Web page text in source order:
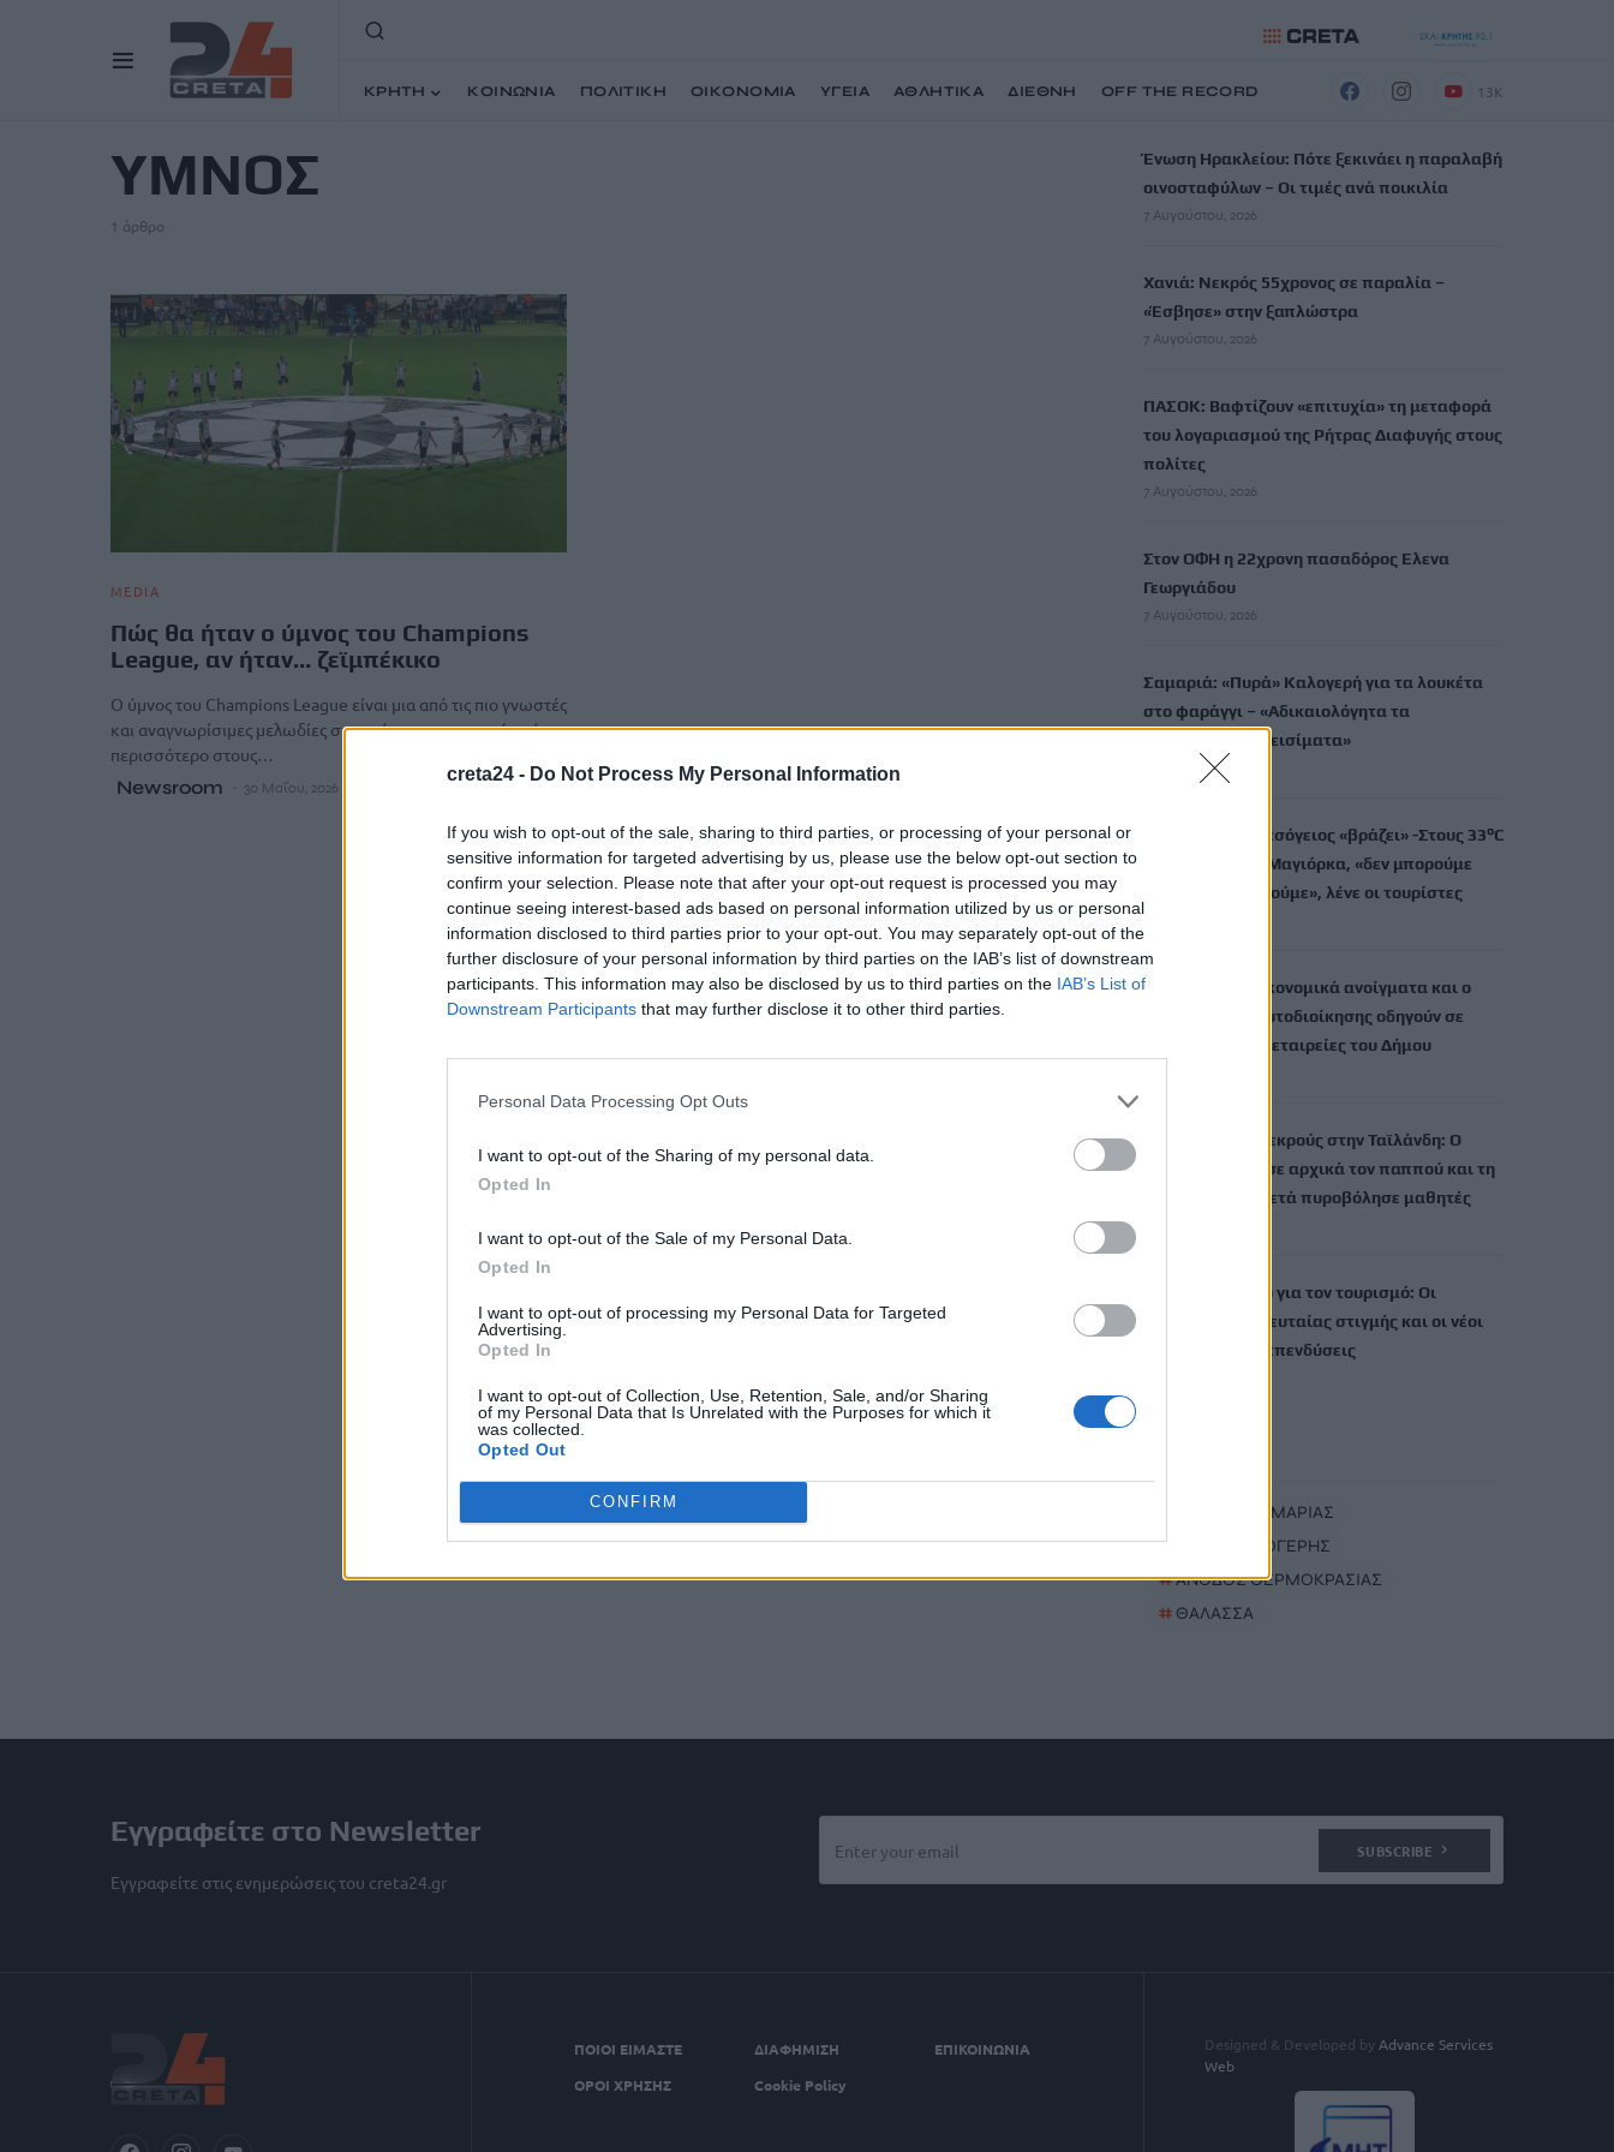
creta24 - Do Not Process My Personal Information
If you wish to opt-out of the sale, sharing to third parties, or processing of your personal or
sensitive information for targeted advertising by us, please use the below opt-out section to
confirm your selection. Please note that after your opt-out request is processed you may
continue seeing interest-based ads based on personal information utilized by us or personal
information disclosed to third parties prior to your opt-out. You may separately opt-out of the
further disclosure of your personal information by third parties on the IAB’s list of downstream
participants. This information may also be disclosed by us to third parties on the IAB’s List of
Downstream Participants that may further disclose it to other third parties.
Personal Data Processing Opt Outs
I want to opt-out of the Sharing of my personal data.
Opted In
I want to opt-out of the Sale of my Personal Data.
Opted In
I want to opt-out of processing my Personal Data for Targeted
Advertising.
Opted In
I want to opt-out of Collection, Use, Retention, Sale, and/or Sharing
of my Personal Data that Is Unrelated with the Purposes for which it
was collected.
Opted Out
CONFIRM
ΚΡΗΤΗ ΚΟΙΝΩΝΙΑ ΠΟΛΙΤΙΚΗ ΟΙΚΟΝΟΜΙΑ ΥΓΕΙΑ ΑΘΛΗΤΙΚΑ ΔΙΕΘΝΗ OFF THE RECORD
13K
ΥΜΝΟΣ
1 άρθρο
MEDIA
Πώς θα ήταν ο ύμνος του Champions
League, αν ήταν… ζεϊμπέκικο
Ο ύμνος του Champions League είναι μια από τις πιο γνωστές
και αναγνωρίσιμες μελωδίες στον κόσμο και φυσικά ακόμα
περισσότερο στους…
Newsroom 30 Μαΐου, 2026
Ένωση Ηρακλείου: Πότε ξεκινάει η παραλαβή
οινοσταφύλων – Οι τιμές ανά ποικιλία
7 Αυγούστου, 2026
Χανιά: Νεκρός 55χρονος σε παραλία –
«Έσβησε» στην ξαπλώστρα
7 Αυγούστου, 2026
ΠΑΣΟΚ: Βαφτίζουν «επιτυχία» τη μεταφορά
του λογαριασμού της Ρήτρας Διαφυγής στους
πολίτες
7 Αυγούστου, 2026
Στον ΟΦΗ η 22χρονη πασαδόρος Ελενα
Γεωργιάδου
7 Αυγούστου, 2026
Σαμαριά: «Πυρά» Καλογερή για τα λουκέτα
στο φαράγγι – «Αδικαιολόγητα τα
περισσότερα κλεισίματα»
7 Αυγούστου, 2026
Καύσωνας: Η Μεσόγειος «βράζει» -Στους 33°C
η θάλασσα στη Μαγιόρκα, «δεν μπορούμε
ούτε να δροσιστούμε», λένε οι τουρίστες
Ηράκλειο: Τα οικονομικά ανοίγματα και ο
νέος Κώδικας Αυτοδιοίκησης οδηγούν σε
συγχώνευση τις εταιρείες του Δήμου
Μακελειό με 8 νεκρούς στην Ταϊλάνδη: Ο
δράστης σκότωσε αρχικά τον παππού και τη
γιαγιά του και μετά πυροβόλησε μαθητές
Νέο χωροταξικό για τον τουρισμό: Οι
αλλαγές της τελευταίας στιγμής και οι νέοι
κανόνες για τις επενδύσεις
ΦΑΡΑΓΓΙ ΣΑΜΑΡΙΑΣ
#
ΝΙΚΟΣ ΚΑΛΟΓΕΡΗΣ
#ΑΝΟΔΟΣ ΘΕΡΜΟΚΡΑΣΙΑΣ
# ΘΑΛΑΣΣΑ
Εγγραφείτε στο Newsletter
Εγγραφείτε στις ενημερώσεις του creta24.gr
SUBSCRIBE
ΠΟΙΟΙ ΕΙΜΑΣΤΕ ΔΙΑΦΗΜΙΣΗ
ΕΠΙΚΟΙΝΩΝΙΑ
ΟΡΟΙ ΧΡΗΣΗΣ
Cookie Policy
Designed & Developed by Advance Services
Web